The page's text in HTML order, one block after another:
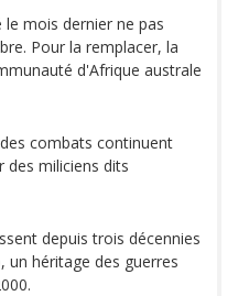
mois dernier ne pas
Pour la remplacer, la
d'Afrique australe
combats continuent
des miliciens dits
depuis trois décennies
un héritage des guerres